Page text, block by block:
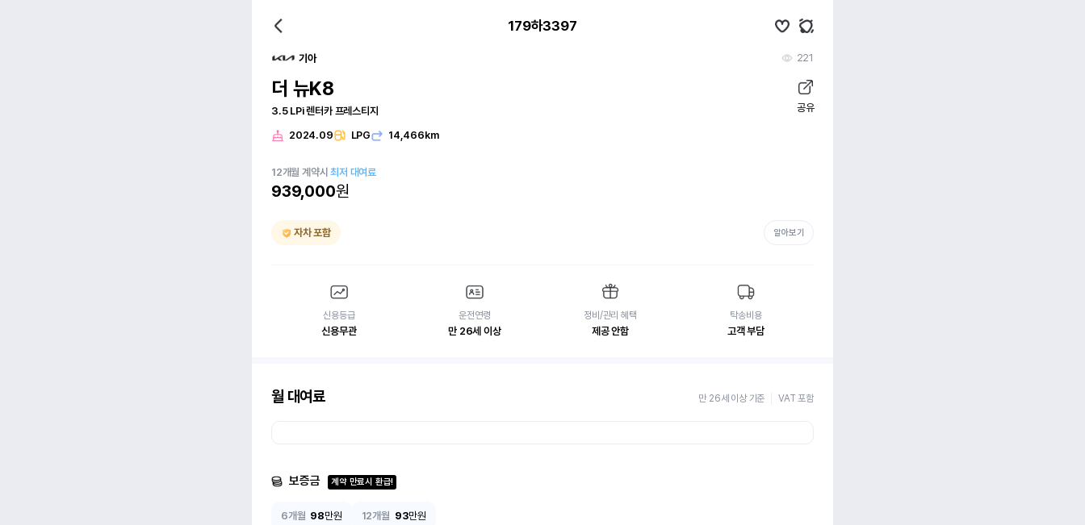
179하3397
기아 221
더 뉴K8
3.5 LPi 렌터카 프레스티지 공유
2024.09 LPG 14,466km
12개월 계약시최저 대여료
939,000원
자차 포함 알아보기
신용등급
신용무관
운전연령
만 26세 이상
정비/관리 혜택
제공 안함
탁송비용
고객 부담
월 대여료 만 26세 이상 기준 VAT 포함
보증금 계약 만료시 환급!
6개월 98만원 12개월 93만원